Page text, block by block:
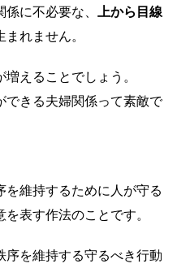
に不必要な、
上から目線
まれません。
えることでしょう。
できる夫婦関係って素敵で
を維持するために人が守る
表す作法のことです。
序を維持する守るべき行動